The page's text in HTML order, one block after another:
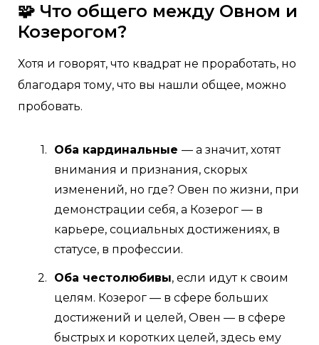
🧩 Что общего между Овном и
Козерогом?
Хотя и говорят, что квадрат не проработать, но
благодаря тому, что вы нашли общее, можно
пробовать.
Оба кардинальные — а значит, хотят
внимания и признания, скорых
изменений, но где? Овен по жизни, при
демонстрации себя, а Козерог — в
карьере, социальных достижениях, в
статусе, в профессии.
Оба честолюбивы, если идут к своим
целям. Козерог — в сфере больших
достижений и целей, Овен — в сфере
быстрых и коротких целей, здесь ему